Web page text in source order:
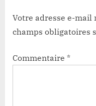
Votre adresse e-mail
champs obligatoires
Commentaire *